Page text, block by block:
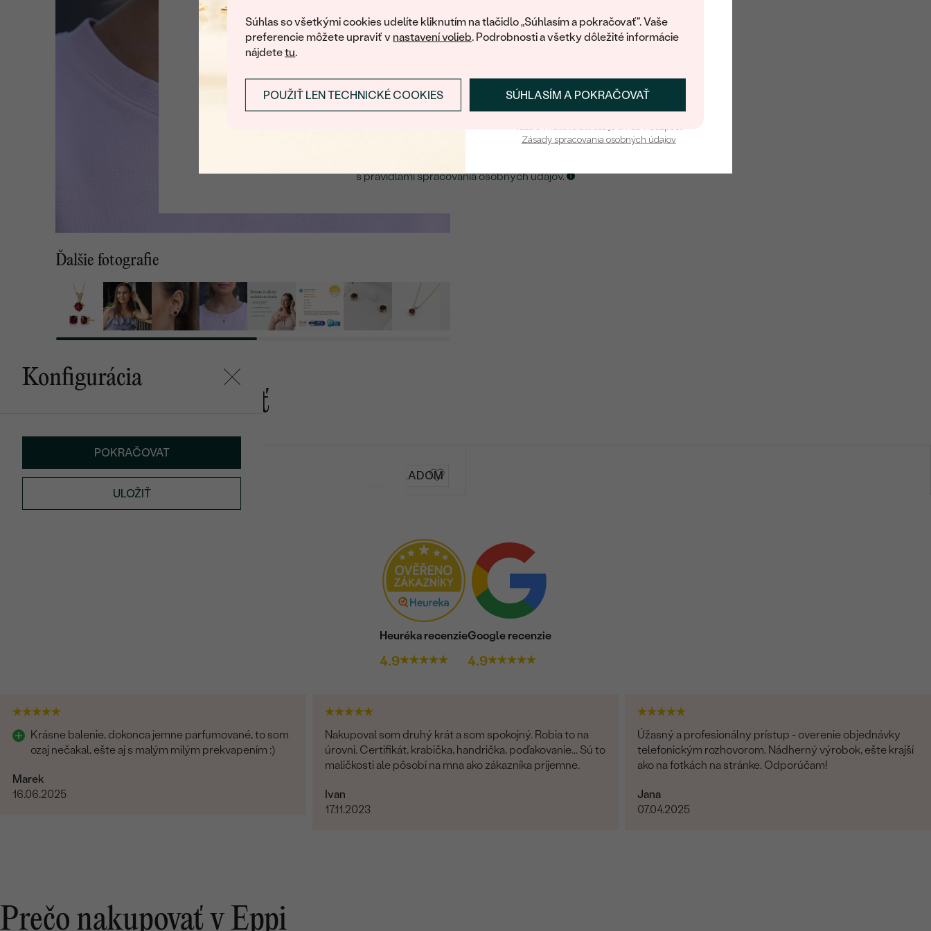
Súhlas so všetkými cookies udelíte kliknutím na tlačidlo „Súhlasím a pokračovať". Vaše
preferencie môžete upraviť v nastavení volieb. Podrobnosti a všetky dôležité informácie
nájdetetu.
SÚHLASÍM A POKRAČOVAŤ
POUŽIŤ LEN TECHNICKÉ COOKIES
Ďalšie fotografie
FARBA:
Konfigurácia
POKRAČOVAT
ULOŽIŤ
Mohlo by sa vám páčiť
€ 659 SKLADOM
Heuréka recenzie
4.9
Google recenzie
4.9
Krásne balenie, dokonca jemne parfumované, to som
ozaj nečakal, ešte aj s malým milým prekvapením :)
Marek
16.06.2025
Nakupoval som druhý krát a som spokojný. Robia to na
úrovni. Certifikát, krabička, handrička, poďakovanie... Sú to
maličkosti ale pôsobí na mna ako zákazníka príjemne.
Ivan
17.11.2023
Úžasný a profesionálny prístup - overenie objednávky
telefonickým rozhovorom. Nádherný výrobok, ešte krajší
ako na fotkách na stránke. Odporúčam!
Jana
07.04.2025
Prečo nakupovať v Eppi
U nás na vás stále čaká množstvo podobných produktov. Pokiaľ chcete byť informovaní o dostupnosti tohoto
šperku, nechajte nám svoj e-mail.
ZASLAŤ UPOZORNENIE NA TENTO
spravidlami spracovania osobných údajov.
Prihlásiť sa a získať zľavu
Zásady spracovania osobných údajov